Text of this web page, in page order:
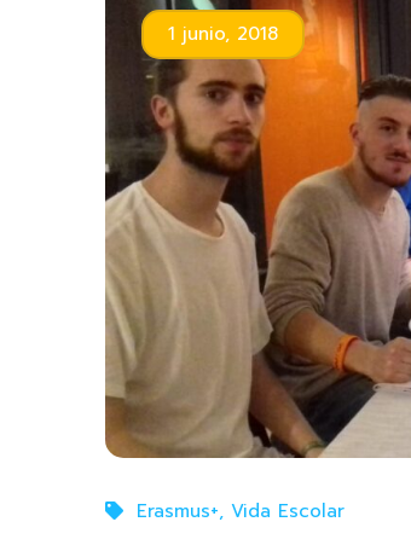
1 junio, 2018
Erasmus+, Vida Escolar